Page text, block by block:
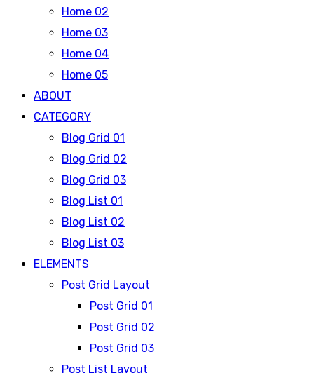
Home 02
Home 03
Home 04
Home 05
ABOUT
CATEGORY
Blog Grid 01
Blog Grid 02
Blog Grid 03
Blog List 01
Blog List 02
Blog List 03
ELEMENTS
Post Grid Layout
Post Grid 01
Post Grid 02
Post Grid 03
Post List Layout